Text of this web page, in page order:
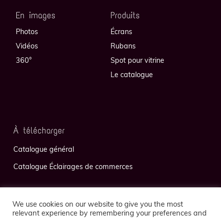
En images
Photos
Vidéos
360°
Produits
Écrans
Rubans
Spot pour vitrine
Le catalogue
À télécharger
Catalogue général
Catalogue Éclairages de commerces
We use cookies on our website to give you the most
relevant experience by remembering your preferences and